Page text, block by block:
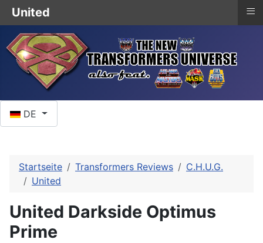
DE
Startseite Transformers Reviews
C.H.U.G.
United
United Darkside Optimus
Prime
United ≡